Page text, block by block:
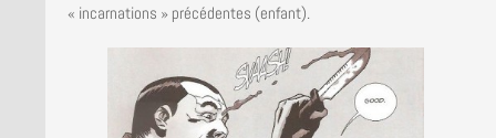
« incarnations » précédentes (enfant).